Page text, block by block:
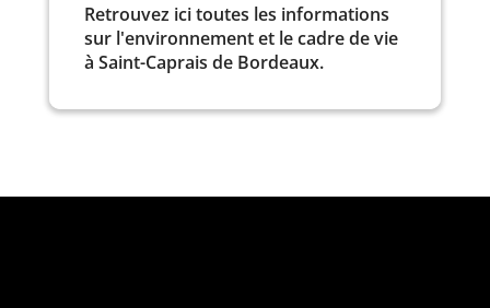
Retrouvez ici toutes les informations
sur l'environnement et le cadre de vie
à Saint-Caprais de Bordeaux.